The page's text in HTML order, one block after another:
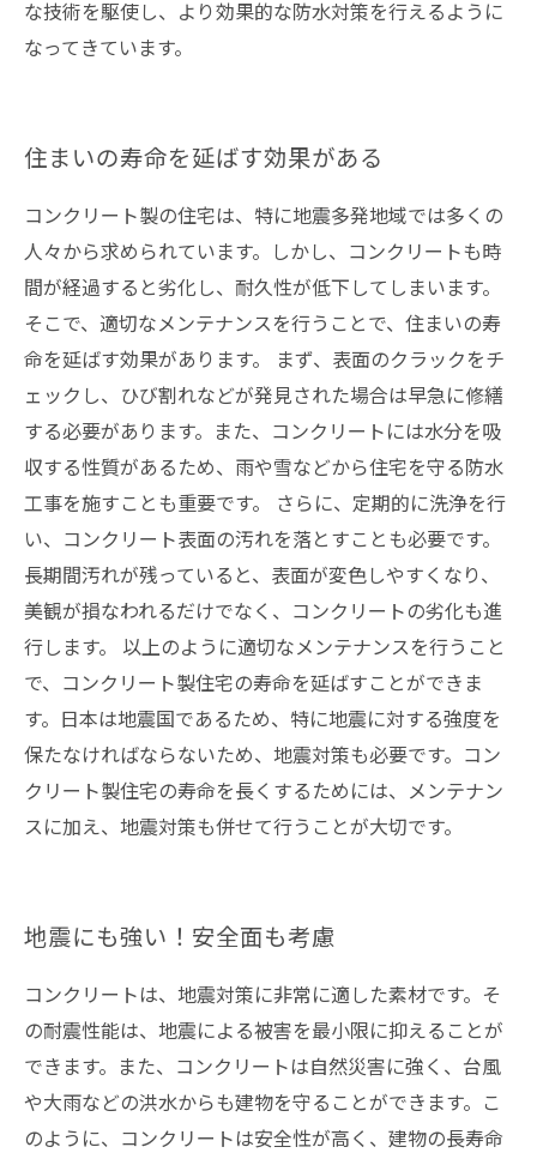
な技術を駆使し、より効果的な防水対策を行えるように
なってきています。
住まいの寿命を延ばす効果がある
コンクリート製の住宅は、特に地震多発地域では多くの
人々から求められています。しかし、コンクリートも時
間が経過すると劣化し、耐久性が低下してしまいます。
そこで、適切なメンテナンスを行うことで、住まいの寿
命を延ばす効果があります。 まず、表面のクラックをチ
ェックし、ひび割れなどが発見された場合は早急に修繕
する必要があります。また、コンクリートには水分を吸
収する性質があるため、雨や雪などから住宅を守る防水
工事を施すことも重要です。 さらに、定期的に洗浄を行
い、コンクリート表面の汚れを落とすことも必要です。
長期間汚れが残っていると、表面が変色しやすくなり、
美観が損なわれるだけでなく、コンクリートの劣化も進
行します。 以上のように適切なメンテナンスを行うこと
で、コンクリート製住宅の寿命を延ばすことができま
す。日本は地震国であるため、特に地震に対する強度を
保たなければならないため、地震対策も必要です。コン
クリート製住宅の寿命を長くするためには、メンテナン
スに加え、地震対策も併せて行うことが大切です。
地震にも強い！安全面も考慮
コンクリートは、地震対策に非常に適した素材です。そ
の耐震性能は、地震による被害を最小限に抑えることが
できます。また、コンクリートは自然災害に強く、台風
や大雨などの洪水からも建物を守ることができます。こ
のように、コンクリートは安全性が高く、建物の長寿命